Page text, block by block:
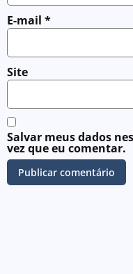
E-mail *
Site
Salvar meus dados
vez que eu comentar.